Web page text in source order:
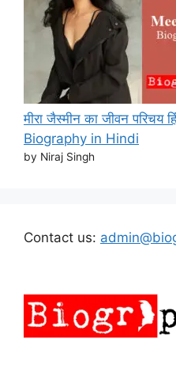
मीरा जैस्मीन का जीवन
Biography in Hindi
by Niraj Singh
Contact us: